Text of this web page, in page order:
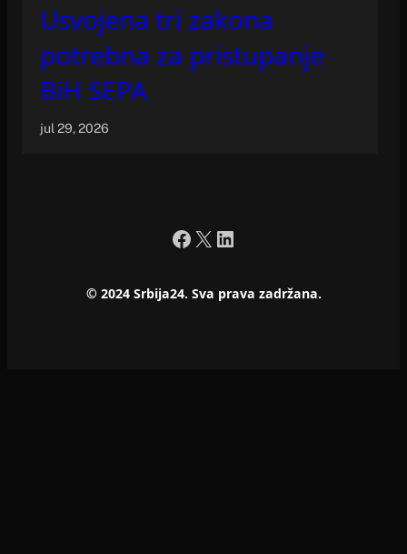
Usvojena tri zakona
potrebna za pristupanje
BiH SEPA
jul 29, 2026
Facebook
X LinkedIn
© 2024 Srbija24. Sva prava zadržana.